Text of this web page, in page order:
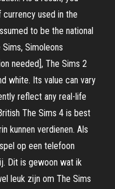
used in the
to be the national
Simoleons
needed], The Sims 2
white. Its value can vary
reflect any real-life
The Sims 4 is best
kunnen verdienen. Als
op een telefoon
Dit is gewoon wat ik
leuk zijn om The Sims